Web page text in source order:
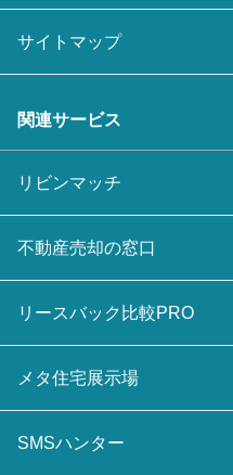
サイトマップ
関連サービス
リビンマッチ
不動産売却の窓口
リースバック比較PRO
メタ住宅展示場
SMSハンター